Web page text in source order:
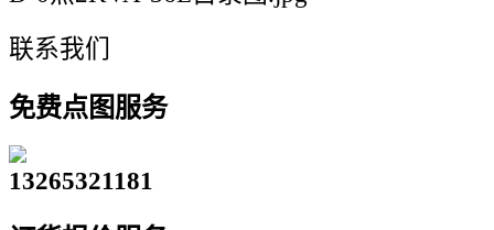
联系我们
免费点图服务
13265321181